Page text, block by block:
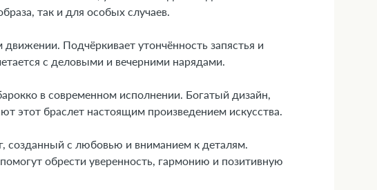
так и для особых случаев.
Подчёркивает утончённость запястья и
с деловыми и вечерними нарядами.
в современном исполнении. Богатый дизайн,
этот браслет настоящим произведением искусства.
созданный с любовью и вниманием к деталям.
обрести уверенность, гармонию и позитивную